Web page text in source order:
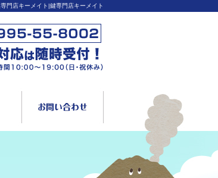
門店キーメイト|鍵専門店キーメイト